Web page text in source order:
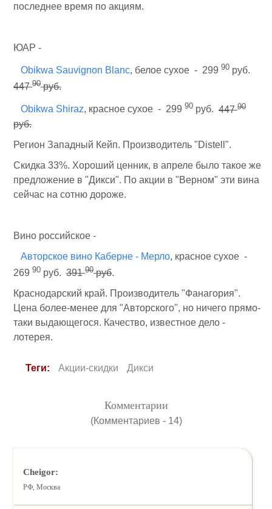
последнее время по акциям.
ЮАР -
Obikwa Sauvignon Blanc, белое сухое - 299 90 руб.
44790руб.
Obikwa Shiraz, красное сухое - 299 90 руб. 44790
руб.
Регион Западный Кейп. Производитель "Distell".
Скидка 33%. Хороший ценник, в апреле было такое же
предложение в "Дикси". По акции в "Верном" эти вина
сейчас на сотню дороже.
Вино российское -
Авторское вино Каберне - Мерло, красное сухое -
269 90 руб. 39190руб.
Краснодарский край. Производитель "Фанагория".
Цена более-менее для "Авторского", но ничего прямо-
таки выдающегося. Качество, известное дело -
лотерея.
Теги: Акции-скидки Дикси
Комментарии
(Комментариев - 14)
Cheigor:
РФ, Москва